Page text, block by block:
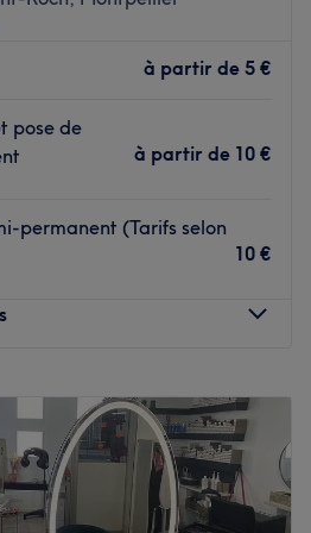
métro Léon Blum.
prestations personnalisées,
inoubliable au sein de Beauté
une ambiance zen.
: les soins du visage et
à partir de 5 €
pose de
à partir de 10 €
permanent (Tarifs selon
10 €
08:00–17:00
09:00–20:00
09:00–20:00
09:00–20:00
10:00–18:00